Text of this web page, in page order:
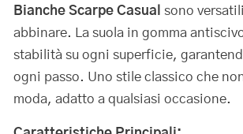
Bianche Scarpe Casual sono
abbinare. La suola in gomma
stabilità su ogni superficie,
ogni passo. Uno stile classico che
moda, adatto a qualsiasi occasione.